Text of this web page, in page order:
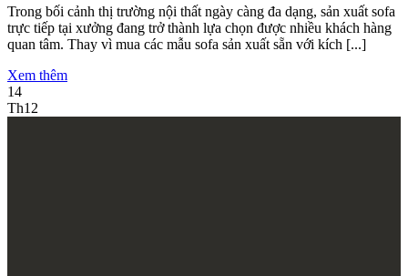
Trong bối cảnh thị trường nội thất ngày càng đa dạng, sản xuất sofa
trực tiếp tại xưởng đang trở thành lựa chọn được nhiều khách hàng
quan tâm. Thay vì mua các mẫu sofa sản xuất sẵn với kích [...]
Xem thêm
14
Th12